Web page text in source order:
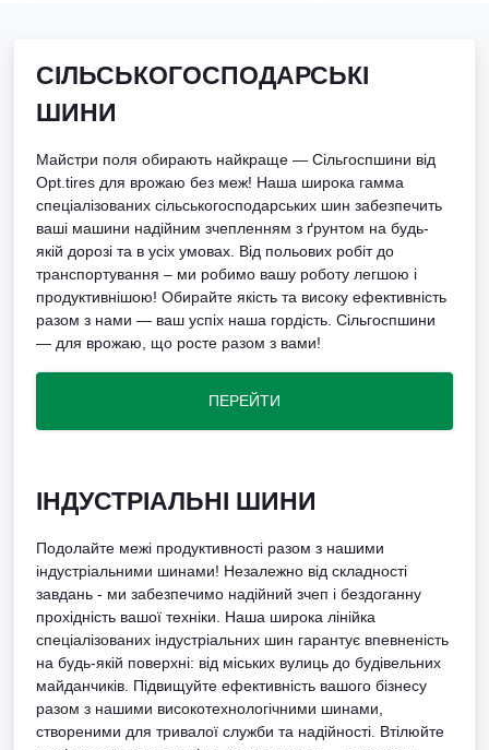
СІЛЬСЬКОГОСПОДАРСЬКІ
ШИНИ
Майстри поля обирають найкраще — Сільгоспшини від
Opt.tires для врожаю без меж! Наша широка гамма
спеціалізованих сільськогосподарських шин забезпечить
ваші машини надійним зчепленням з ґрунтом на будь-
якій дорозі та в усіх умовах. Від польових робіт до
транспортування – ми робимо вашу роботу легшою і
продуктивнішою! Обирайте якість та високу ефективність
разом з нами — ваш успіх наша гордість. Сільгоспшини
— для врожаю, що росте разом з вами!
ПЕРЕЙТИ
ІНДУСТРІАЛЬНІ ШИНИ
Подолайте межі продуктивності разом з нашими
індустріальними шинами! Незалежно від складності
завдань - ми забезпечимо надійний зчеп і бездоганну
прохідність вашої техніки. Наша широка лінійка
спеціалізованих індустріальних шин гарантує впевненість
на будь-якій поверхні: від міських вулиць до будівельних
майданчиків. Підвищуйте ефективність вашого бізнесу
разом з нашими високотехнологічними шинами,
створеними для тривалої служби та надійності. Втілюйте